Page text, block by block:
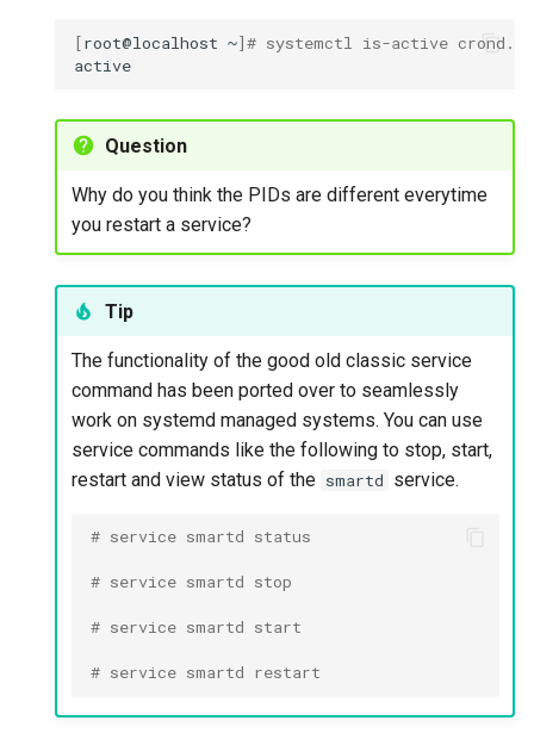
[root@localhost ~]# systemctl is-active
Question
Why do you think the PIDs are different everytime
you restart a service?
Tip
The functionality of the good old classic service
command has been ported over to seamlessly
work on systemd managed systems. You can use
service commands like the following to stop, start,
restart and view status of the smartd service.
# service smartd status
# service smartd stop
# service smartd start
# service smartd restart